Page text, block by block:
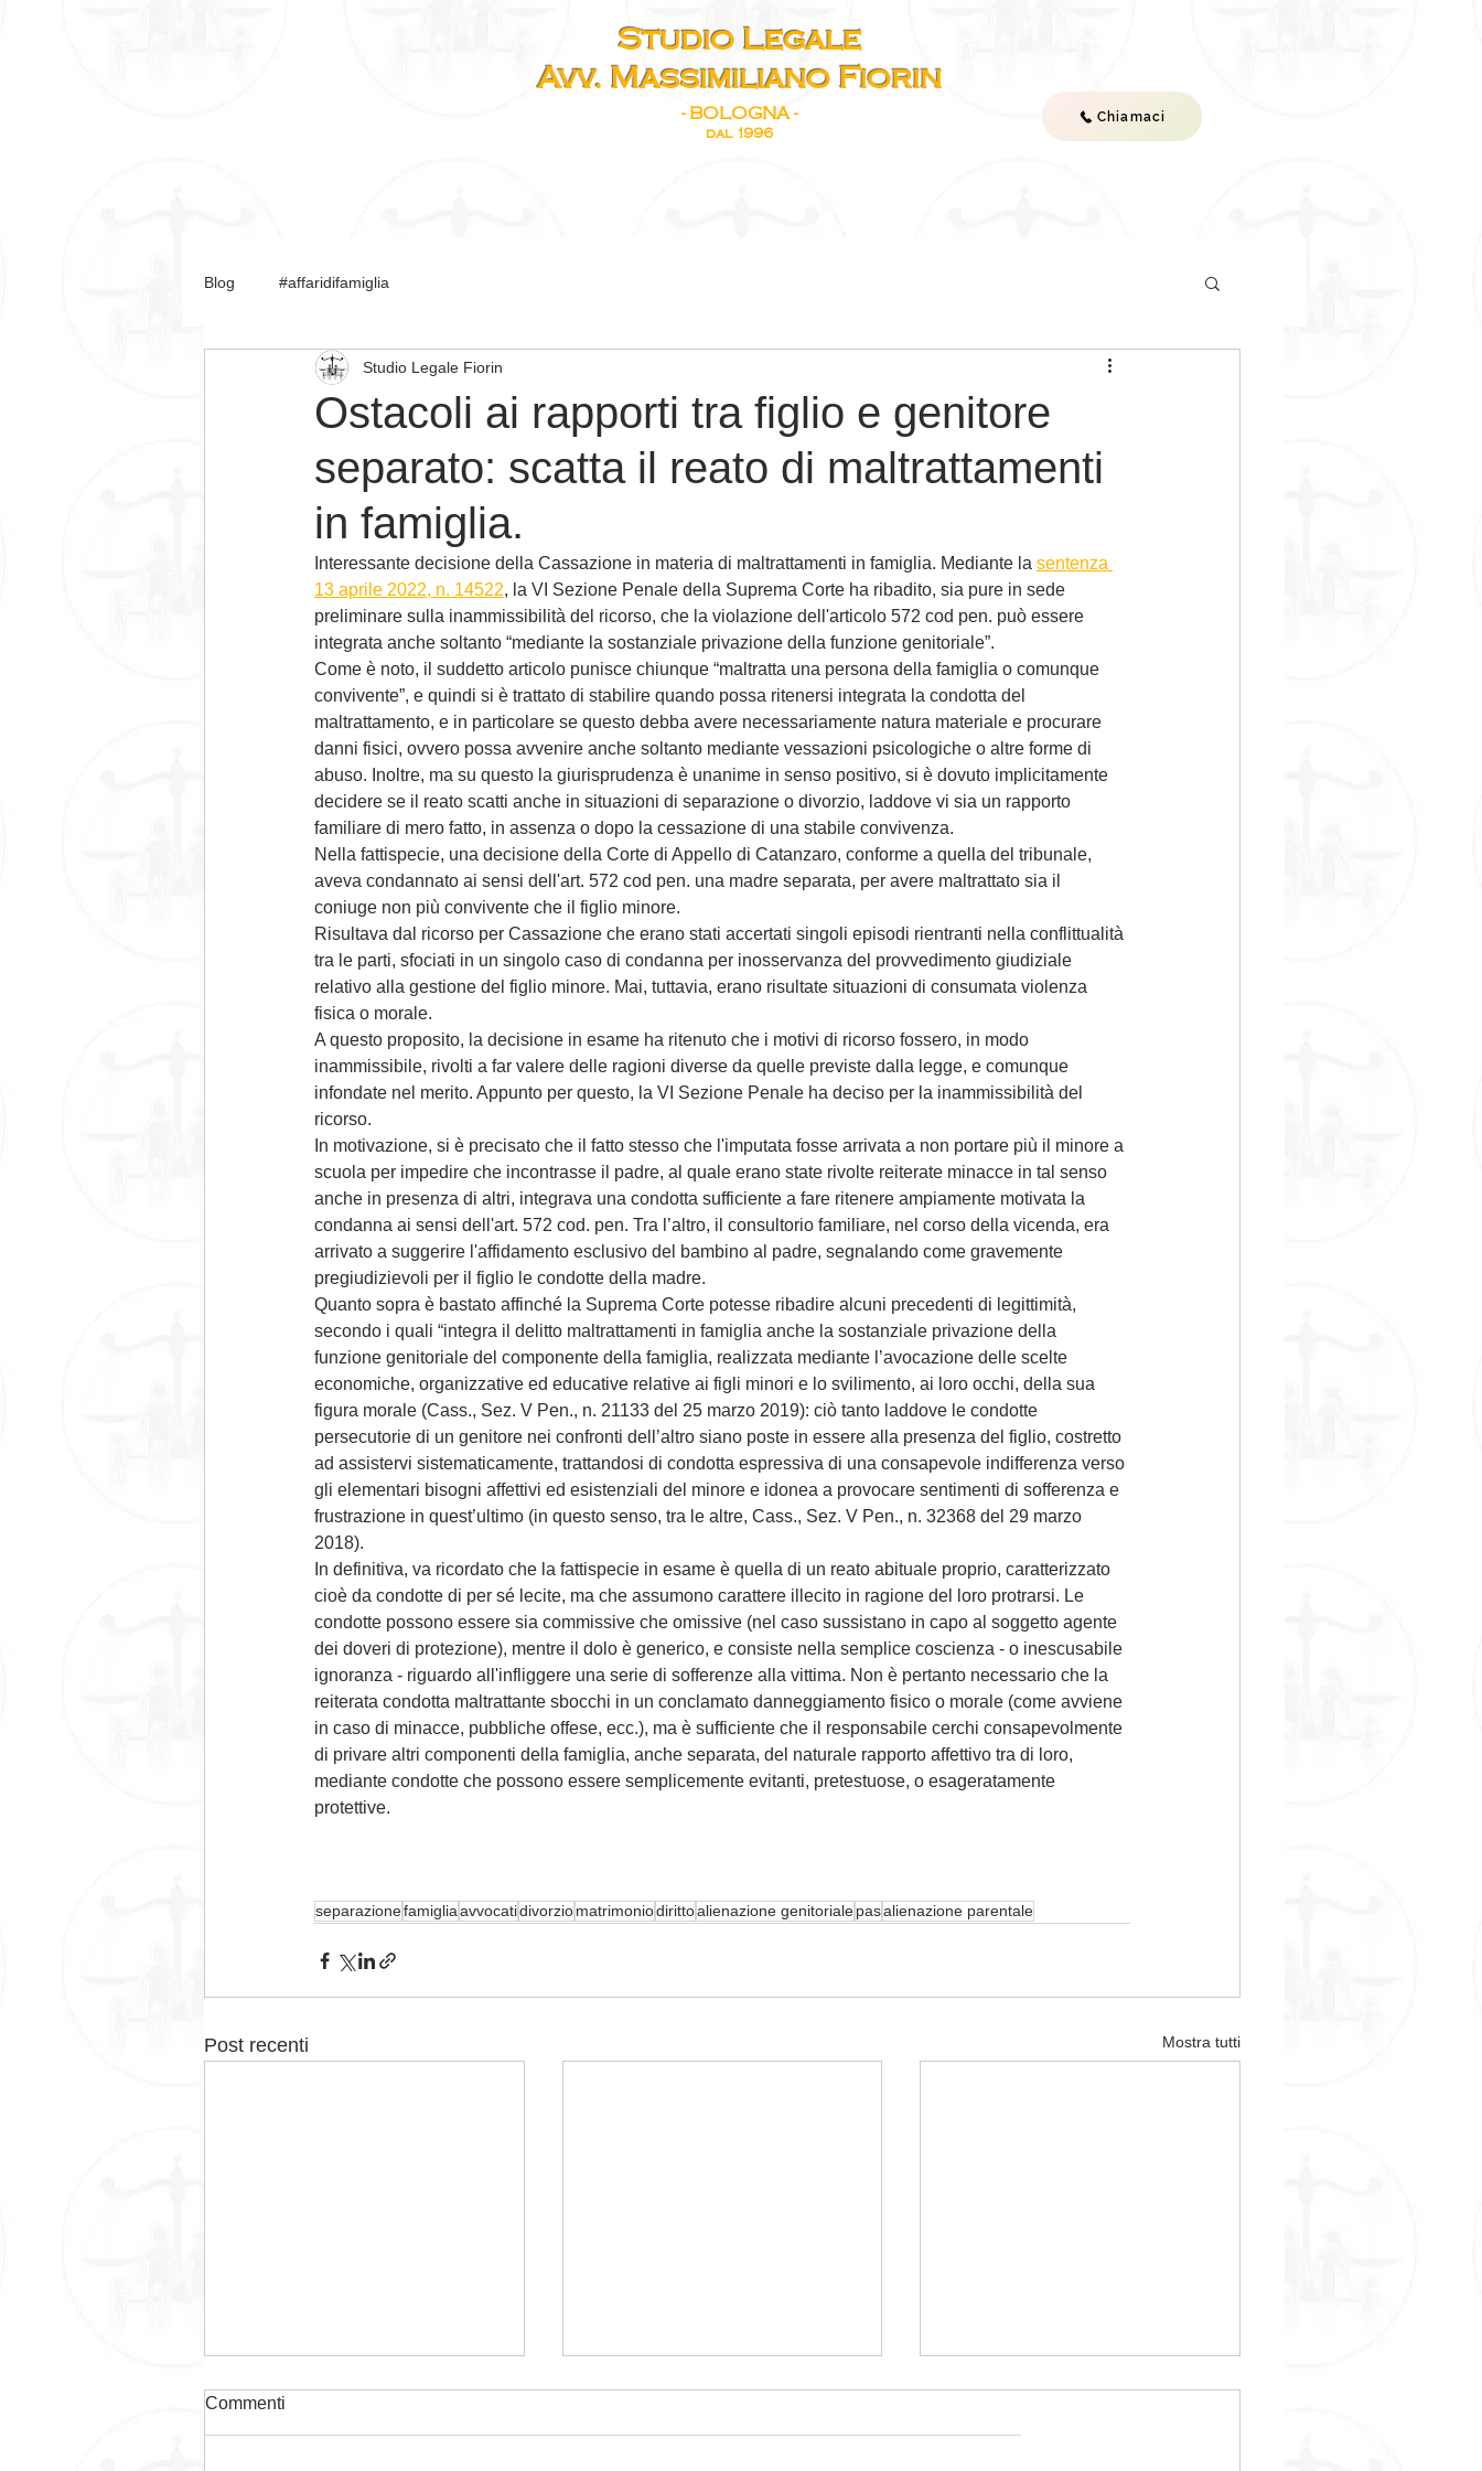
Studio Legale
Avv. Massimiliano Fiorin
- BOLOGNA -
dal 1996
Chiamaci
Blog #affaridifamiglia
Ostacoli ai rapporti tra figlio e genitore
separato: scatta il reato di maltrattamenti
in famiglia.
Studio Legale Fiorin
Interessante decisione della Cassazione in materia di maltrattamenti in famiglia. Mediante la sentenza
13 aprile 2022, n. 14522, la VI Sezione Penale della Suprema Corte ha ribadito, sia pure in sede
preliminare sulla inammissibilità del ricorso, che la violazione dell'articolo 572 cod pen. può essere
integrata anche soltanto “mediante la sostanziale privazione della funzione genitoriale”.
Come è noto, il suddetto articolo punisce chiunque “maltratta una persona della famiglia o comunque
convivente”, e quindi si è trattato di stabilire quando possa ritenersi integrata la condotta del
maltrattamento, e in particolare se questo debba avere necessariamente natura materiale e procurare
danni fisici, ovvero possa avvenire anche soltanto mediante vessazioni psicologiche o altre forme di
abuso. Inoltre, ma su questo la giurisprudenza è unanime in senso positivo, si è dovuto implicitamente
decidere se il reato scatti anche in situazioni di separazione o divorzio, laddove vi sia un rapporto
familiare di mero fatto, in assenza o dopo la cessazione di una stabile convivenza.
Nella fattispecie, una decisione della Corte di Appello di Catanzaro, conforme a quella del tribunale,
aveva condannato ai sensi dell'art. 572 cod pen. una madre separata, per avere maltrattato sia il
coniuge non più convivente che il figlio minore.
Risultava dal ricorso per Cassazione che erano stati accertati singoli episodi rientranti nella conflittualità
tra le parti, sfociati in un singolo caso di condanna per inosservanza del provvedimento giudiziale
relativo alla gestione del figlio minore. Mai, tuttavia, erano risultate situazioni di consumata violenza
fisica o morale.
A questo proposito, la decisione in esame ha ritenuto che i motivi di ricorso fossero, in modo
inammissibile, rivolti a far valere delle ragioni diverse da quelle previste dalla legge, e comunque
infondate nel merito. Appunto per questo, la VI Sezione Penale ha deciso per la inammissibilità del
ricorso.
In motivazione, si è precisato che il fatto stesso che l'imputata fosse arrivata a non portare più il minore a
scuola per impedire che incontrasse il padre, al quale erano state rivolte reiterate minacce in tal senso
anche in presenza di altri, integrava una condotta sufficiente a fare ritenere ampiamente motivata la
condanna ai sensi dell'art. 572 cod. pen. Tra l’altro, il consultorio familiare, nel corso della vicenda, era
arrivato a suggerire l'affidamento esclusivo del bambino al padre, segnalando come gravemente
pregiudizievoli per il figlio le condotte della madre.
Quanto sopra è bastato affinché la Suprema Corte potesse ribadire alcuni precedenti di legittimità,
secondo i quali “integra il delitto maltrattamenti in famiglia anche la sostanziale privazione della
funzione genitoriale del componente della famiglia, realizzata mediante l’avocazione delle scelte
economiche, organizzative ed educative relative ai figli minori e lo svilimento, ai loro occhi, della sua
figura morale (Cass., Sez. V Pen., n. 21133 del 25 marzo 2019): ciò tanto laddove le condotte
persecutorie di un genitore nei confronti dell’altro siano poste in essere alla presenza del figlio, costretto
ad assistervi sistematicamente, trattandosi di condotta espressiva di una consapevole indifferenza verso
gli elementari bisogni affettivi ed esistenziali del minore e idonea a provocare sentimenti di sofferenza e
frustrazione in quest’ultimo (in questo senso, tra le altre, Cass., Sez. V Pen., n. 32368 del 29 marzo
2018).
In definitiva, va ricordato che la fattispecie in esame è quella di un reato abituale proprio, caratterizzato
cioè da condotte di per sé lecite, ma che assumono carattere illecito in ragione del loro protrarsi. Le
condotte possono essere sia commissive che omissive (nel caso sussistano in capo al soggetto agente
dei doveri di protezione), mentre il dolo è generico, e consiste nella semplice coscienza - o inescusabile
ignoranza - riguardo all'infliggere una serie di sofferenze alla vittima. Non è pertanto necessario che la
reiterata condotta maltrattante sbocchi in un conclamato danneggiamento fisico o morale (come avviene
in caso di minacce, pubbliche offese, ecc.), ma è sufficiente che il responsabile cerchi consapevolmente
di privare altri componenti della famiglia, anche separata, del naturale rapporto affettivo tra di loro,
mediante condotte che possono essere semplicemente evitanti, pretestuose, o esageratamente
protettive.
separazionefamigliaavvocatidivorziomatrimoniodirittoalienazione genitorialepasalienazione parentale
Post recenti Mostra tutti
Commenti